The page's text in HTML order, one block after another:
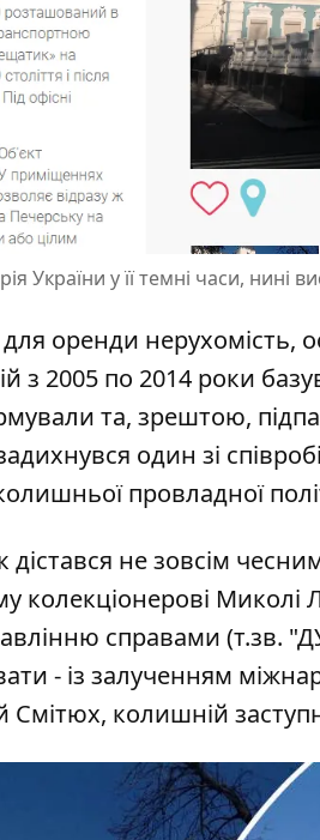
України у її темні часи, нині
оренди нерухомість,
з 2005 по 2014 роки
та, зрештою,
один зі
провладної
не зовсім
колекціонерові Миколі
справами (т.зв.
- із залученням
Смітюх, колишній